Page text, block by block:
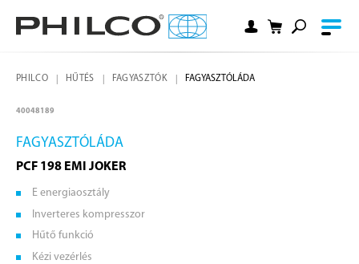
PHILCO HŰTÉS FAGYASZTÓK FAGYASZTÓLÁDA
40048189
FAGYASZTÓLÁDA
PCF 198 EMI JOKER
E energiaosztály
Inverteres kompresszor
Hűtő funkció
Kézi vezérlés